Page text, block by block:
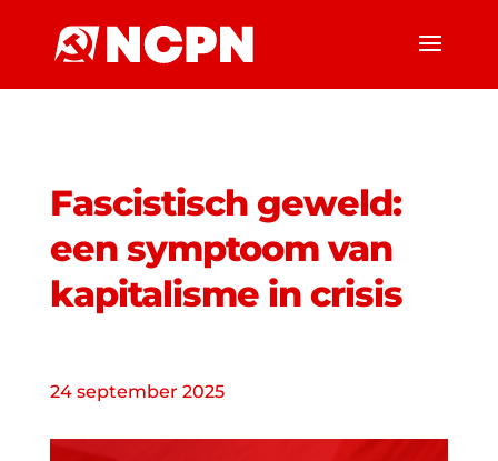
Fascistisch geweld:
een symptoom van
kapitalisme in crisis
24 september 2025